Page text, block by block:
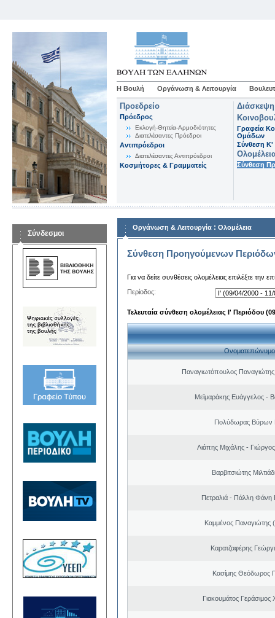
Η Βουλή Οργάνωση & Λειτουργία
Προεδρείο
Πρόεδρος
Εκλογή-Θητεία-Αρμοδιότητες
Διατελέσαντες Πρόεδροι
Αντιπρόεδροι
Διατελέσαντες Αντιπρόεδροι
Κοσμήτορες & Γραμματείς
Γραφεία
Ομάδων
Σύνθεση K'
Σύνθεση
Σύνδεσμοι
Οργάνωση & Λειτουργία : Ολομέλεια
Σύνθεση Προηγούμενων
Για να δείτε συνθέσεις ολομέλειας επιλέξτε την
Περίοδος:
Τελευταία σύνθεση ολομέλειας Ι' Περιόδου
Ονοματεπώνυμο
Παναγιωτόπουλος
Μεϊμαράκης Ευάγγελος -
Πολύδωρας Βύρων
Λιάπης Μιχάλης -
Βαρβιτσιώτης
Πετραλιά - Πάλλη Φάνη
Καμμένος Παναγιώτης
Καρατζαφέρης
Κασίμης Θεόδωρος
Γιακουμάτος